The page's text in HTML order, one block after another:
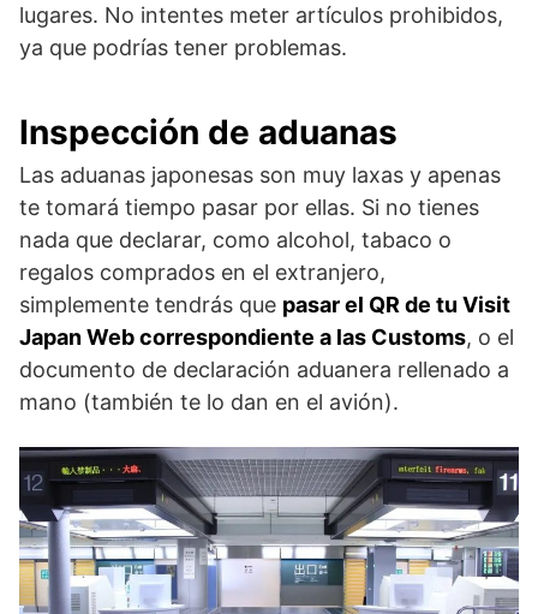
lugares. No intentes meter artículos prohibidos,
ya que podrías tener problemas.
Inspección de aduanas
Las aduanas japonesas son muy laxas y apenas
te tomará tiempo pasar por ellas. Si no tienes
nada que declarar, como alcohol, tabaco o
regalos comprados en el extranjero,
simplemente tendrás que pasar el QR de tu Visit
Japan Web correspondiente a las Customs, o el
documento de declaración aduanera rellenado a
mano (también te lo dan en el avión).